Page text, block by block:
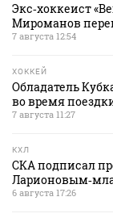
Экс‑хоккеист
Мироманов
7 августа 12:54
ХОККЕЙ
Обладатель
во время
7 августа 11:27
КХЛ
СКА подписал
6 августа 17:26